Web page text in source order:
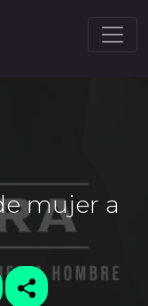
mujer a